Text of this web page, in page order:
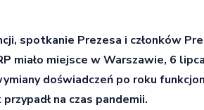
spotkanie Prezesa i członków
miało miejsce w Warszawie, 6
doświadczeń po roku
na czas pandemii.